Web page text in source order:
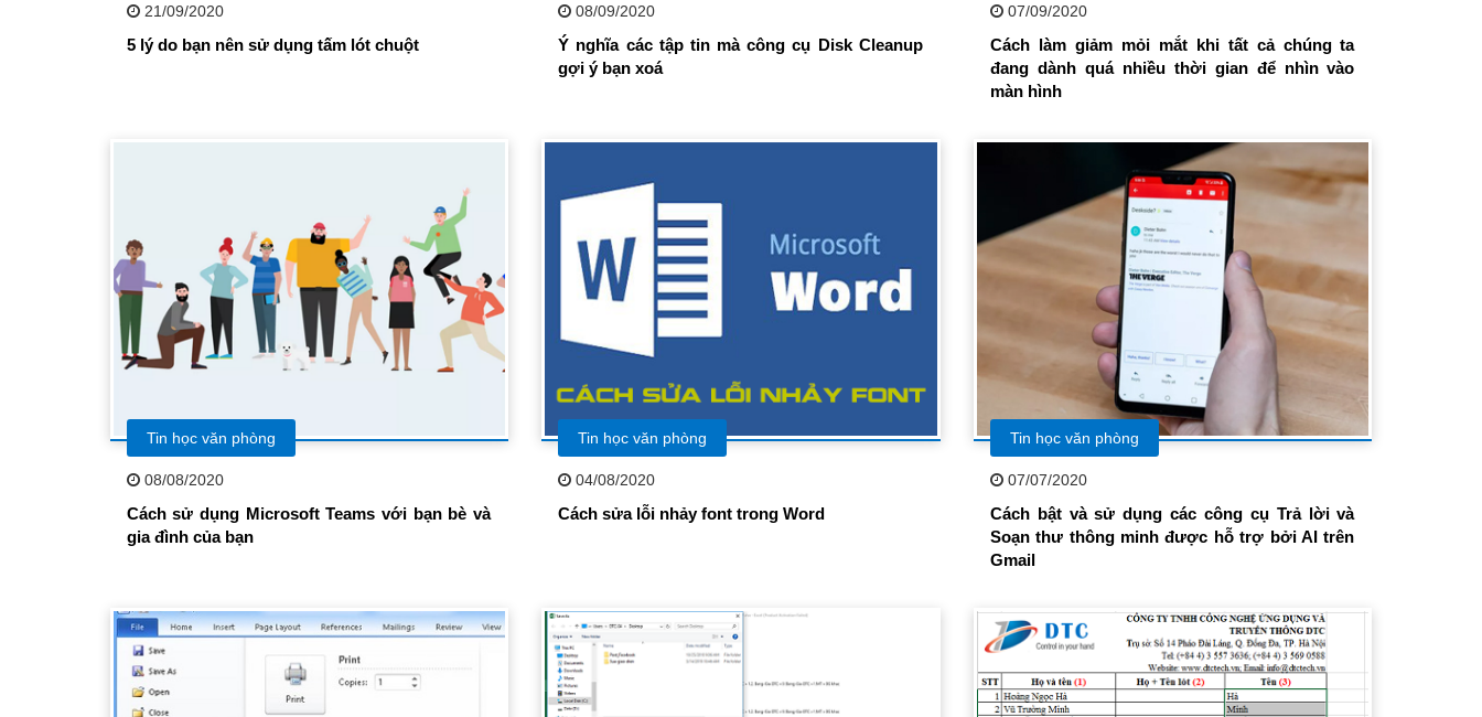
21/09/2020
5 lý do bạn nên sử dụng tấm lót chuột
08/09/2020
Ý nghĩa các tập tin mà công cụ Disk Cleanup
gợi ý bạn xoá
07/09/2020
Cách làm giảm mỏi mắt khi tất cả chúng ta
đang dành quá nhiều thời gian để nhìn vào
màn hình
Tin học văn phòng
08/08/2020
Cách sử dụng Microsoft Teams với bạn bè và
gia đình của bạn
Tin học văn phòng
04/08/2020
Cách sửa lỗi nhảy font trong Word
Tin học văn phòng
07/07/2020
Cách bật và sử dụng các công cụ Trả lời và
Soạn thư thông minh được hỗ trợ bởi AI trên
Gmail